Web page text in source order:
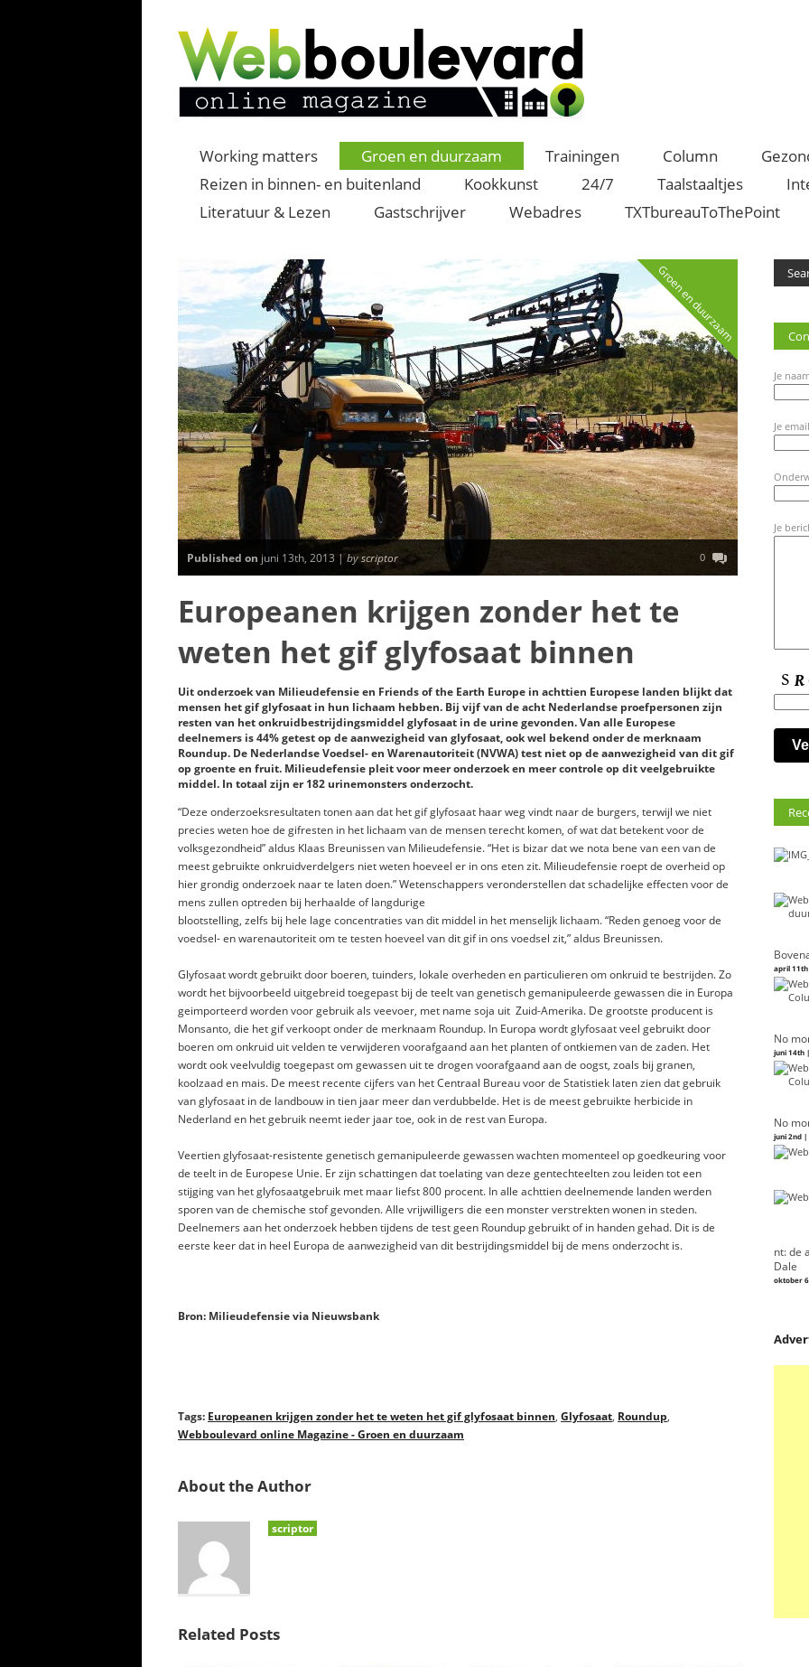
Working matters Groen en duurzaam Trainingen Column
Reizen in binnen- en buitenland
Kookkunst 24/7 Taalstaaltjes
Literatuur & Lezen
Gastschrijver Webadres TXTbureauToThePoint
Groen en duurzaam
Published on juni 13th, 2013 |by scriptor 0
Europeanen krijgen zonder het te
weten het gif glyfosaat binnen
Uit onderzoek van Milieudefensie en Friends of the Earth Europe in achttien Europese landen blijkt dat
mensen het gif glyfosaat in hun lichaam hebben. Bij vijf van de acht Nederlandse proefpersonen zijn
resten van het onkruidbestrijdingsmiddel glyfosaat in de urine gevonden. Van alle Europese
deelnemers is 44% getest op de aanwezigheid van glyfosaat, ook wel bekend onder de merknaam
Roundup. De Nederlandse Voedsel- en Warenautoriteit (NVWA) test niet op de aanwezigheid van dit gif
op groente en fruit. Milieudefensie pleit voor meer onderzoek en meer controle op dit veelgebruikte
middel. In totaal zijn er 182 urinemonsters onderzocht.
“Deze onderzoeksresultaten tonen aan dat het gif glyfosaat haar weg vindt naar de burgers, terwijl we niet
precies weten hoe de gifresten in het lichaam van de mensen terecht komen, of wat dat betekent voor de
volksgezondheid” aldus Klaas Breunissen van Milieudefensie. “Het is bizar dat we nota bene van een van de
meest gebruikte onkruidverdelgers niet weten hoeveel er in ons eten zit. Milieudefensie roept de overheid op
hier grondig onderzoek naar te laten doen.” Wetenschappers veronderstellen dat schadelijke effecten voor de
mens zullen optreden bij herhaalde of langdurige
blootstelling, zelfs bij hele lage concentraties van dit middel in het menselijk lichaam. “Reden genoeg voor de
voedsel- en warenautoriteit om te testen hoeveel van dit gif in ons voedsel zit,” aldus Breunissen.
Glyfosaat wordt gebruikt door boeren, tuinders, lokale overheden en particulieren om onkruid te bestrijden. Zo
wordt het bijvoorbeeld uitgebreid toegepast bij de teelt van genetisch gemanipuleerde gewassen die in Europa
geimporteerd worden voor gebruik als veevoer, met name soja uit Zuid-Amerika. De grootste producent is
Monsanto, die het gif verkoopt onder de merknaam Roundup. In Europa wordt glyfosaat veel gebruikt door
boeren om onkruid uit velden te verwijderen voorafgaand aan het planten of ontkiemen van de zaden. Het
wordt ook veelvuldig toegepast om gewassen uit te drogen voorafgaand aan de oogst, zoals bij granen,
koolzaad en mais. De meest recente cijfers van het Centraal Bureau voor de Statistiek laten zien dat gebruik
van glyfosaat in de landbouw in tien jaar meer dan verdubbelde. Het is de meest gebruikte herbicide in
Nederland en het gebruik neemt ieder jaar toe, ook in de rest van Europa.
Veertien glyfosaat-resistente genetisch gemanipuleerde gewassen wachten momenteel op goedkeuring voor
de teelt in de Europese Unie. Er zijn schattingen dat toelating van deze gentechteelten zou leiden tot een
stijging van het glyfosaatgebruik met maar liefst 800 procent. In alle achttien deelnemende landen werden
sporen van de chemische stof gevonden. Alle vrijwilligers die een monster verstrekten wonen in steden.
Deelnemers aan het onderzoek hebben tijdens de test geen Roundup gebruikt of in handen gehad. Dit is de
eerste keer dat in heel Europa de aanwezigheid van dit bestrijdingsmiddel bij de mens onderzocht is.
Bron: Milieudefensie via Nieuwsbank
Tags: Europeanen krijgen zonder het te weten het gif glyfosaat binnen Glyfosaat Roundup
Webboulevard online Magazine - Groen en duurzaam
About the Author
scriptor
Related Posts
Je
Je
Je
april
No
juni 14th
No
juni 2nd |
nt: de
Dale
oktober